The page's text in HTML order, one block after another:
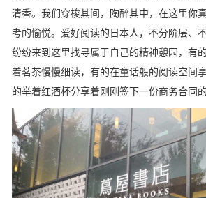
清香。我们穿梭其间，陶醉其中，在这里你
考的愉悦。爱好阅读的日本人，不分阶层、
纷纷来到这里找寻属于自己的精神憩园，有
着茗茶慢慢细读，有的在童话般的阅读空间
的举着红酒杯分享着刚刚签下一份商务合同的